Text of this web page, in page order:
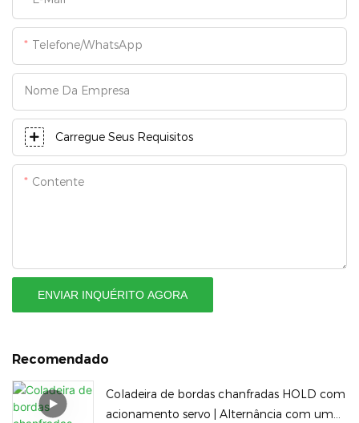
Telefone/WhatsApp
Nome Da Empresa
Carregue Seus Requisitos
Contente
ENVIAR INQUÉRITO AGORA
Recomendado
Coladeira de bordas chanfradas HOLD com
acionamento servo | Alternância com um